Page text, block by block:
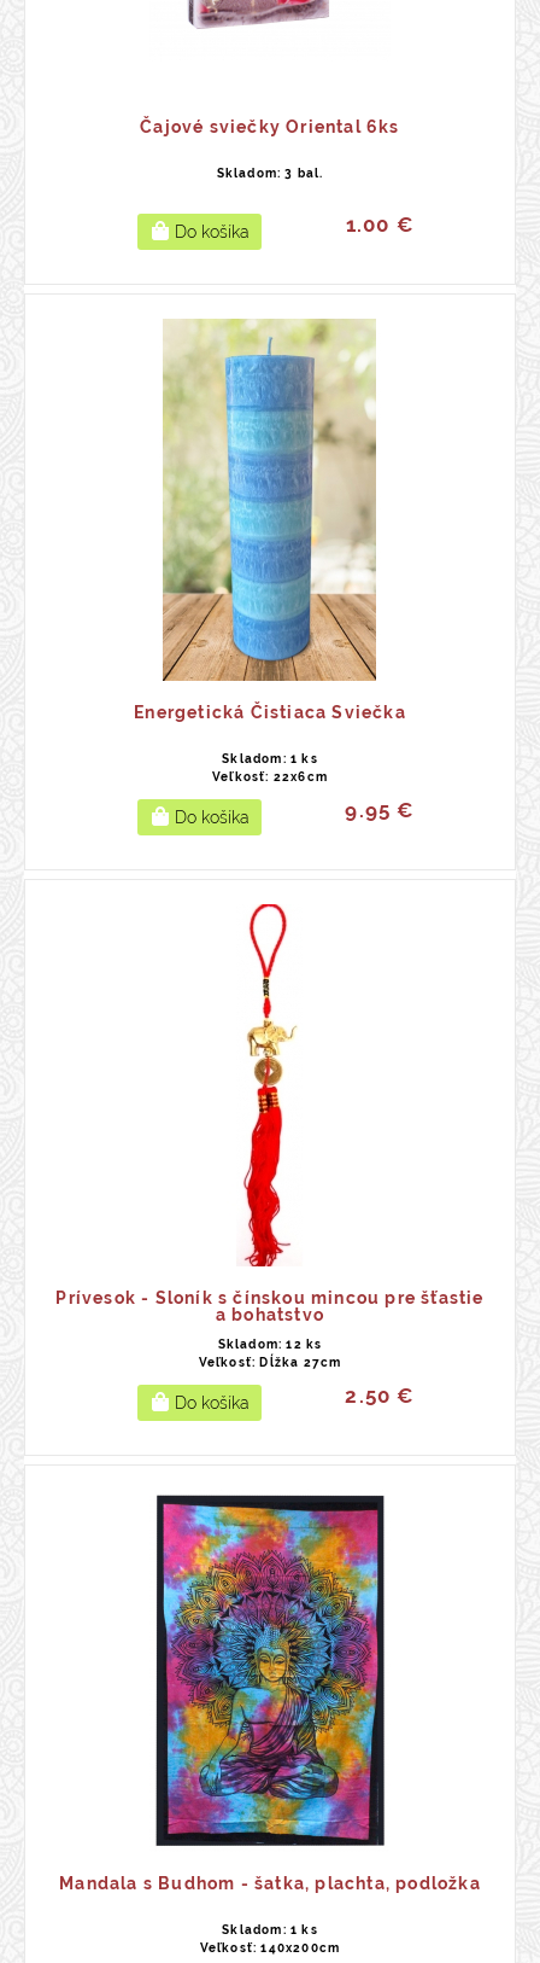
Čajové sviečky Oriental 6ks
Skladom: 3 bal.
1.00 €
Energetická Čistiaca Sviečka
Skladom: 1 ks
Veľkosť: 22x6cm
9.95 €
Prívesok - Sloník s čínskou mincou pre šťastie
a bohatstvo
Skladom: 12 ks
Veľkosť: Dĺžka 27cm
2.50 €
Mandala s Budhom - šatka, plachta, podložka
Skladom: 1 ks
Veľkosť: 140x200cm